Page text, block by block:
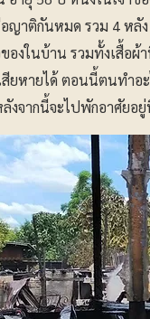
อญาติกันหมด รวม 4 ห
องในบ้าน รวมทั้งเสื้อผ้
สียหายได้ ตอนนี้ตนทำ
ลังจากนี้จะไปพักอาศัยอ